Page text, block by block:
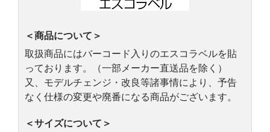
＜商品について＞
取扱商品にはバーコード入りのエスコラベルを貼
っております。（一部メーカー直送品を除く）
又、モデルチェンジ・改良等諸事情により、予告
なく仕様の変更や廃番になる商品がございます。
＜サイズについて＞